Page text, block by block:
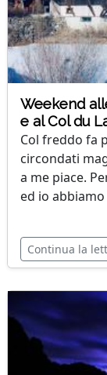
Weekend
e al Col du
Col freddo fa
circondati
a me piace.
ed io
Continua la